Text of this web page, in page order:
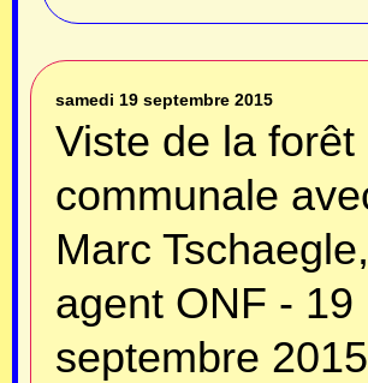
samedi 19 septembre 2015
Viste de la forêt
communale
Marc Tschaegle,
agent ONF - 19
septembre 2015